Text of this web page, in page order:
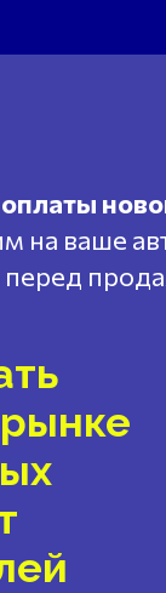
оплаты
на ваше
перед